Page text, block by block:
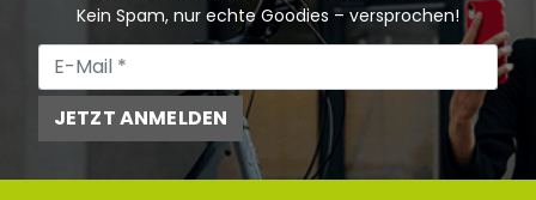
Kein Spam, nur echte Goodies – versprochen!
JETZT ANMELDEN